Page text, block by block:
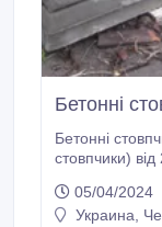
Бетонні
Бетонні
стовпчики)
виготовлення
метрів. Сітка
05/04/2024
Украина,